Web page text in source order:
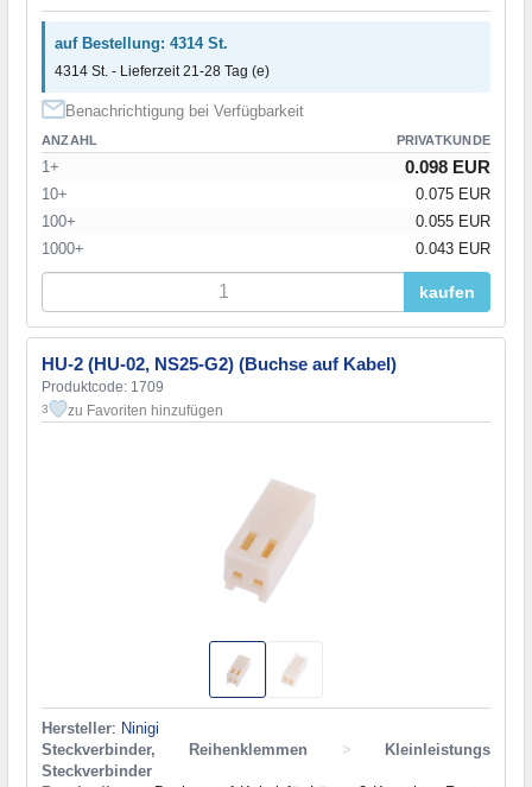
auf Bestellung: 4314 St.
4314 St. - Lieferzeit 21-28 Tag (e)
Benachrichtigung bei Verfügbarkeit
ANZAHL PRIVATKUNDE
1+ 0.098 EUR
10+
0.075 EUR
100+
0.055 EUR
1000+
0.043 EUR
kaufen
HU-2 (HU-02, NS25-G2) (Buchse auf Kabel)
Produktcode: 1709
3 zu Favoriten hinzufügen
Hersteller: Ninigi
Steckverbinder, Reihenklemmen
>
Kleinleistungs
Steckverbinder